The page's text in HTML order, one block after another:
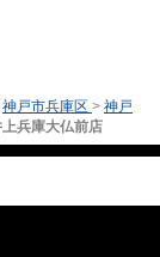
神戸市兵庫区 > 神戸
兵庫大仏前店